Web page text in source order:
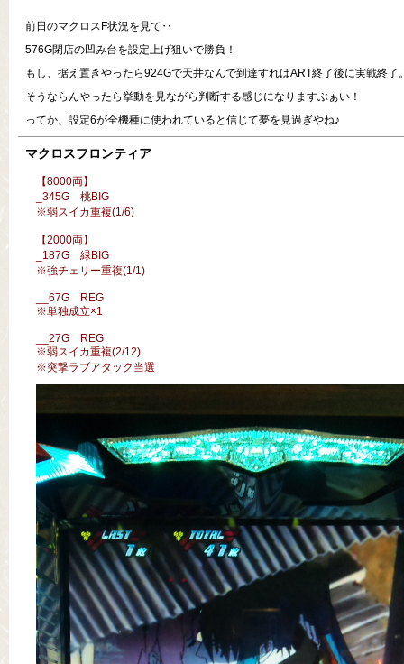
前日のマクロスF状況を見て‥
576G閉店の凹み台を設定上げ狙いで勝負！
もし、据え置きやったら924Gで天井なんで到達すればART終了後に実戦終了
そうならんやったら挙動を見ながら判断する感じになりますぶぁい！
ってか、設定6が全機種に使われていると信じて夢を見過ぎやね♪
マクロスフロンティア
【8000両】
_345G 桃BIG
※弱スイカ重複(1/6)
【2000両】
_187G 緑BIG
※強チェリー重複(1/1)
__67G REG
※単独成立×1
__27G REG
※弱スイカ重複(2/12)
※突撃ラブアタック当選